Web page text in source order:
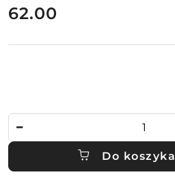
cena:
62.00
Do koszyka